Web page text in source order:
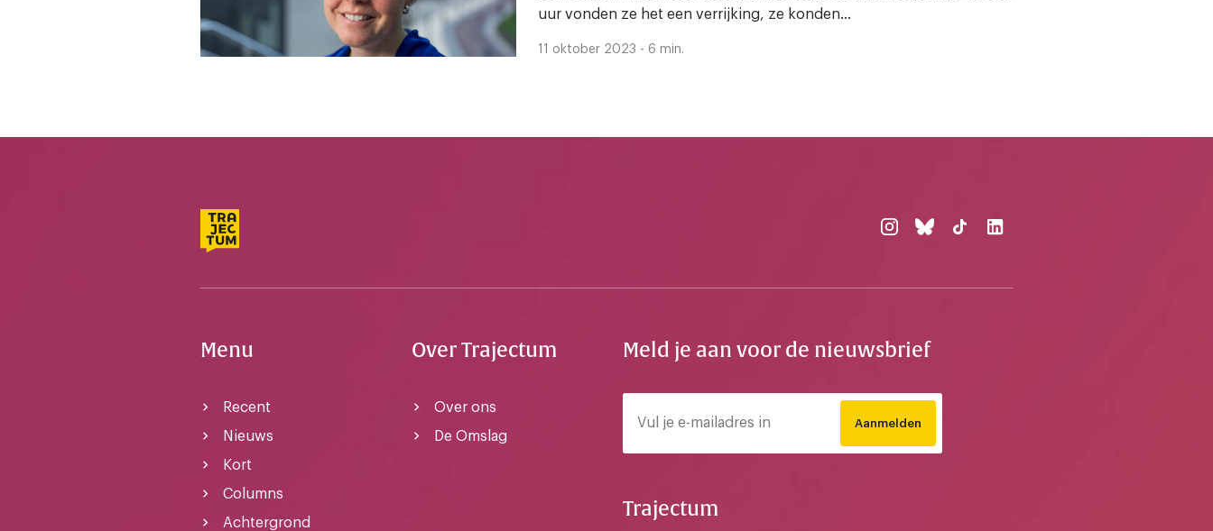
uur vonden ze het een verrijking, ze konden...
11 oktober 2023 - 6 min.
Menu
Recent
Nieuws
Kort
Columns
Achtergrond
Over Trajectum
Over ons
De Omslag
Meld je aan voor de nieuwsbrief
Aanmelden
Trajectum